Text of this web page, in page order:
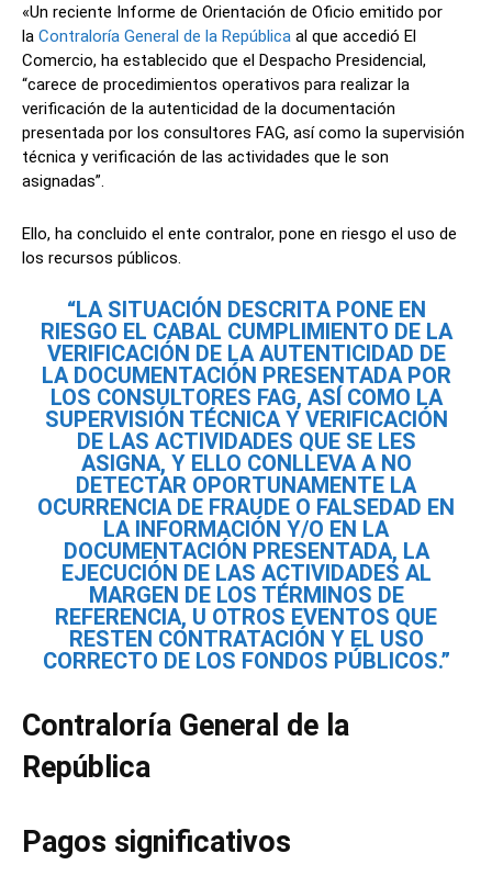
«Un reciente Informe de Orientación de Oficio emitido por
la Contraloría General de la República al que accedió El
Comercio, ha establecido que el Despacho Presidencial,
“carece de procedimientos operativos para realizar la
verificación de la autenticidad de la documentación
presentada por los consultores FAG, así como la supervisión
técnica y verificación de las actividades que le son
asignadas”.
Ello, ha concluido el ente contralor, pone en riesgo el uso de
los recursos públicos.
“LA SITUACIÓN DESCRITA PONE EN
RIESGO EL CABAL CUMPLIMIENTO DE LA
VERIFICACIÓN DE LA AUTENTICIDAD DE
LA DOCUMENTACIÓN PRESENTADA POR
LOS CONSULTORES FAG, ASÍ COMO LA
SUPERVISIÓN TÉCNICA Y VERIFICACIÓN
DE LAS ACTIVIDADES QUE SE LES
ASIGNA, Y ELLO CONLLEVA A NO
DETECTAR OPORTUNAMENTE LA
OCURRENCIA DE FRAUDE O FALSEDAD EN
LA INFORMACIÓN Y/O EN LA
DOCUMENTACIÓN PRESENTADA, LA
EJECUCIÓN DE LAS ACTIVIDADES AL
MARGEN DE LOS TÉRMINOS DE
REFERENCIA, U OTROS EVENTOS QUE
RESTEN CONTRATACIÓN Y EL USO
CORRECTO DE LOS FONDOS PÚBLICOS.”
Contraloría General de la
República
Pagos significativos